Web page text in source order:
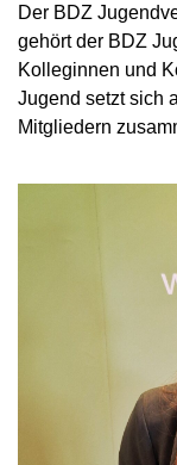
Der BDZ
gehört der BDZ
Kolleginnen und
Jugend setzt sich
Mitgliedern